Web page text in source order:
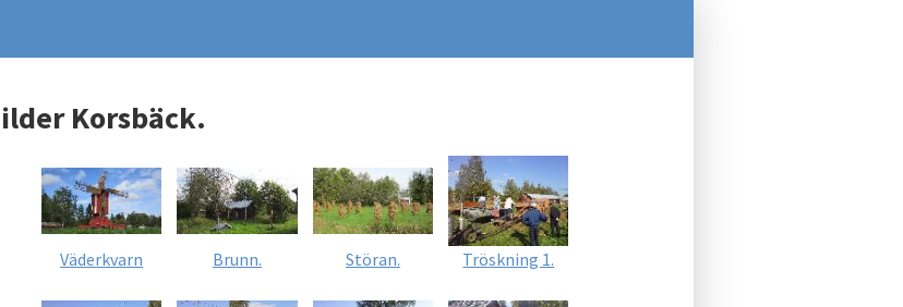
Korsbäck.
Väderkvarn Brunn. Störan. Tröskning 1.